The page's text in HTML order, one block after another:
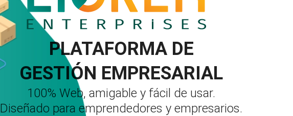
PLATAFORMA DE
GESTIÓN EMPRESARIAL
100% Web, amigable y fácil de usar.
Diseñado para emprendedores y empresarios.